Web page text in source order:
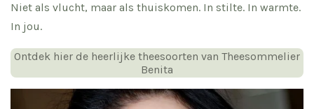
Niet als vlucht, maar als thuiskomen. In stilte. In warmte.
In jou.
Ontdek hier de heerlijke theesoorten van Theesommelier
Benita